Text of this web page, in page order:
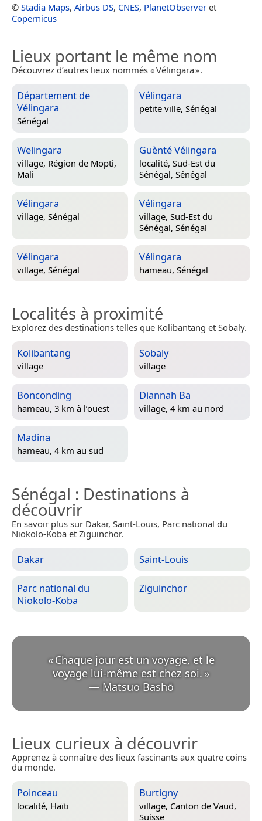
© Stadia Maps, Airbus DS, CNES, PlanetObserver et
Copernicus
Lieux portant le même nom
Découvrez d’autres lieux nommés « Vélingara ».
Département de
Vélingara
Sénégal
Vélingara
petite ville, Sénégal
Welingara
village, Région de Mopti,
Mali
Guènté Vélingara
localité, Sud-Est du
Sénégal, Sénégal
Vélingara
village, Sénégal
Vélingara
village, Sud-Est du
Sénégal, Sénégal
Vélingara
village, Sénégal
Vélingara
hameau, Sénégal
Localités à proximité
Explorez des destinations telles que Kolibantang et Sobaly.
Kolibantang
village
Sobaly
village
Bonconding
hameau, 3 km à l’ouest
Diannah Ba
village, 4 km au nord
Madina
hameau, 4 km au sud
Sénégal : Destinations à
découvrir
En savoir plus sur Dakar, Saint-Louis, Parc national du
Niokolo-Koba et Ziguinchor.
Dakar Saint-Louis
Parc national du
Niokolo-Koba
Ziguinchor
«Chaque jour est un voyage, et le
voyage lui-même est chez soi.
— Matsuo Bashō
Lieux curieux à découvrir
Apprenez à connaître des lieux fascinants aux quatre coins
du monde.
Poinceau
localité, Haïti
Burtigny
village, Canton de Vaud,
Suisse